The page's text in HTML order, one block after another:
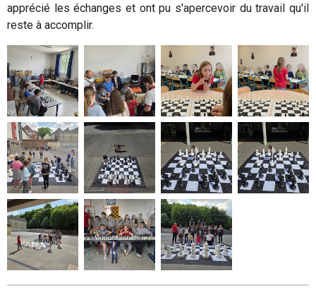
apprécié les échanges et ont pu s'apercevoir du travail qu'il
reste à accomplir.